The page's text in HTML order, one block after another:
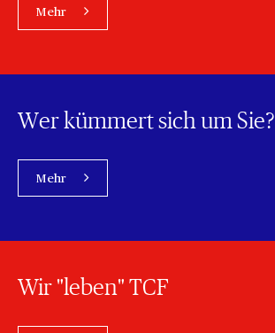
Mehr
Wer kümmert sich um Sie?
Mehr
Wir "leben" TCF